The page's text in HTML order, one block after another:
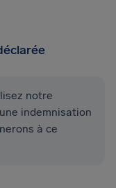
notre
indemnisation
à ce